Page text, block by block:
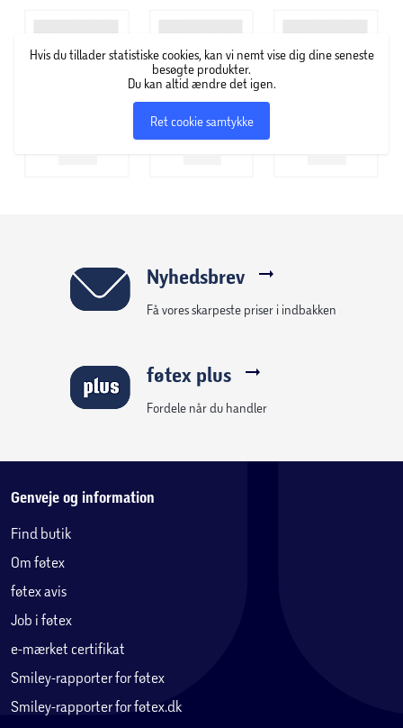
Hvis du tillader statistiske cookies, kan vi nemt vise dig dine seneste
besøgte produkter.
Du kan altid ændre det igen.
Ret cookie samtykke
Nyhedsbrev
Få vores skarpeste priser i indbakken
føtex plus
Fordele når du handler
Genveje og information
Find butik
Om føtex
føtex avis
Job i føtex
e-mærket certifikat
Smiley-rapporter for føtex
Smiley-rapporter for føtex.dk